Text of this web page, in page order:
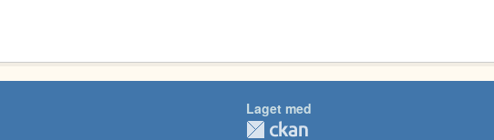
Laget med